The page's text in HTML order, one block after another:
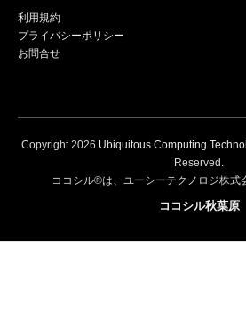
利用規約
プライバシーポリシー
お問合せ
Copyright2026 Ubiquitous Computing
Reserved.
ココシル®は、ユーシーテクノロジ株式
ココシル秋葉原